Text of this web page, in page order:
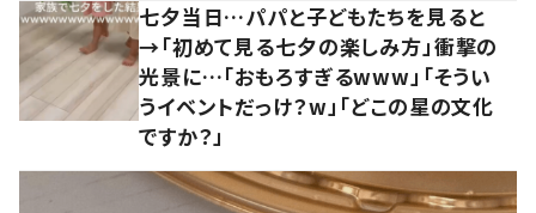
七夕当日…パパと子どもたちを見ると
→「初めて見る七夕の楽しみ方」衝撃の
光景に…「おもろすぎるwww」「そうい
うイベントだっけ？w」「どこの星の文化
ですか？」